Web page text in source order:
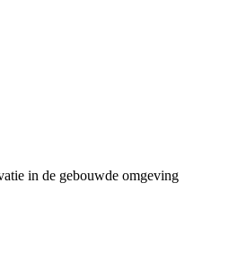
in de gebouwde omgeving